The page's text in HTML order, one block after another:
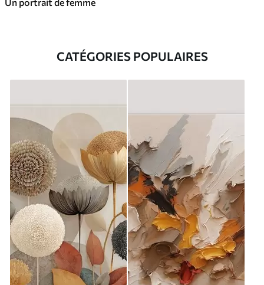
CATÉGORIES POPULAIRES